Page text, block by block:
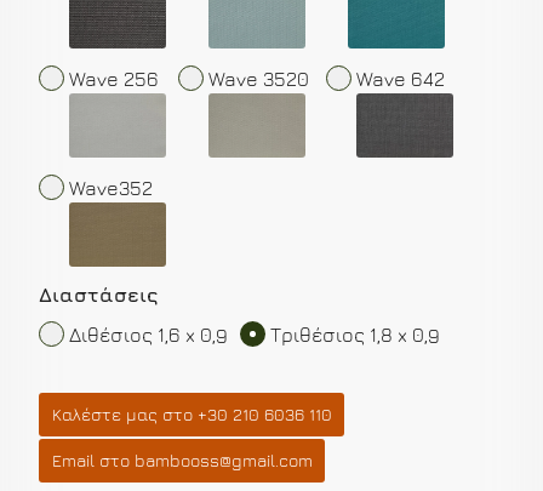
Wave 256 Wave 3520 Wave 642
Wave352
Διαστάσεις
Διθέσιος 1,6 x 0,9
Τριθέσιος 1,8 x 0,9
Καλέστε μας στο +30 210 6036 110
Email στο bambooss@gmail.com